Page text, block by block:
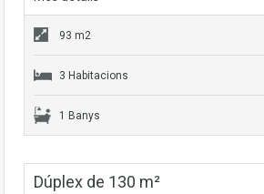
93 m2
3 Habitacions
1 Banys
Dúplex de 130 m²